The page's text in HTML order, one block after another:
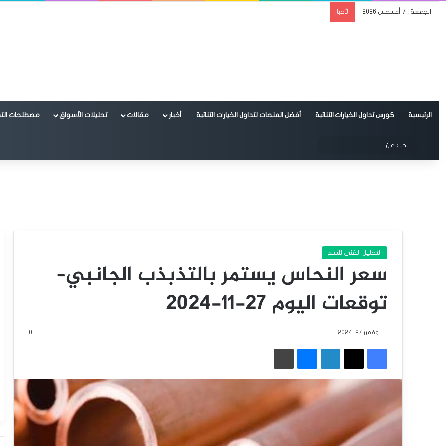
الجمعة , 7 أغسطس 2026 الأخبار
الرئيسية كورس تداول الخيارات الثنائية أفضل المنصات لتداول الخيارات الثنائية أخبار مقالات تحليلات الأسواق مصطلحات
الوضع المظلم
عن
التحليل الفني للسلع
سعر النحاس يستمر بالتذبذب الجانبي–
توقعات اليوم 27-11-2024
نوفمبر 27, 2024 0
فيسبوك
‫X لينكدإن ماسنجر طباعة